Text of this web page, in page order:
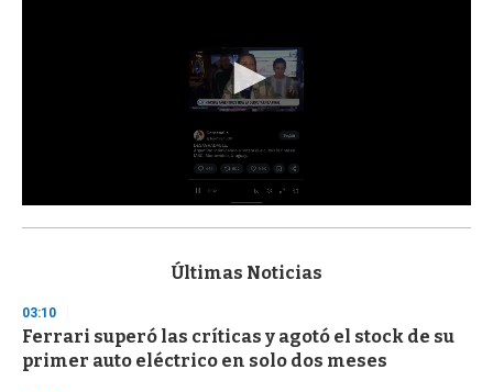
s
d
s
o
f
Últimas Noticias
03:10
Ferrari superó las críticas y agotó el stock de su
primer auto eléctrico en solo dos meses